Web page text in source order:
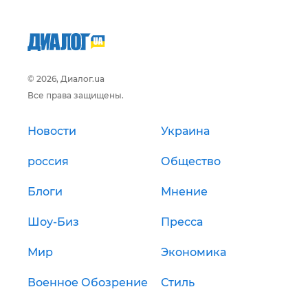
© 2026, Диалог.ua
Все права защищены.
Новости Украина
россия Общество
Блоги Мнение
Шоу-Биз Пресса
Мир Экономика
Военное Обозрение Стиль